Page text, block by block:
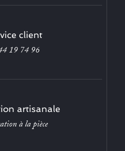
client
19 74 96
artisanale
à la pièce